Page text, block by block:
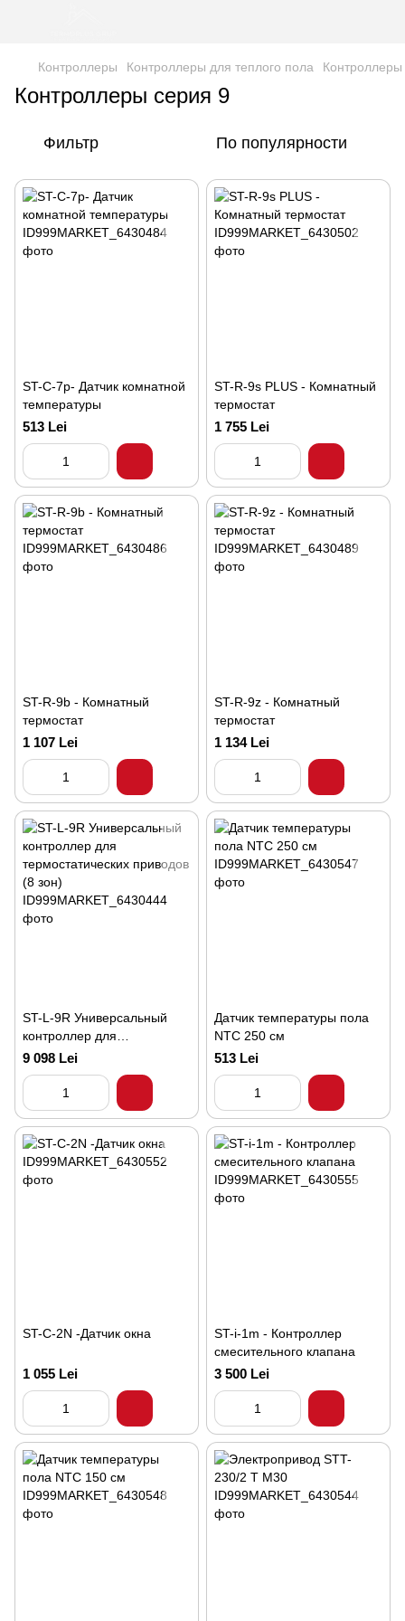
Контроллеры Контроллеры для теплого пола
Контроллеры серия 9
Фильтр По популярности
ST-C-7p- Датчик комнатной
температуры
513 Lei
ST-R-9s PLUS - Комнатный
термостат
1 755 Lei
ST-R-9b - Комнатный
термостат
1 107 Lei
ST-R-9z - Комнатный
термостат
1 134 Lei
ST-L-9R Универсальный
контроллер для
термостатических приводов
(8 зон)
9 098 Lei
Датчик температуры пола
NTC 250 см
513 Lei
ST-C-2N -Датчик окна
1 055 Lei
ST-i-1m - Контроллер
смесительного клапана
3 500 Lei